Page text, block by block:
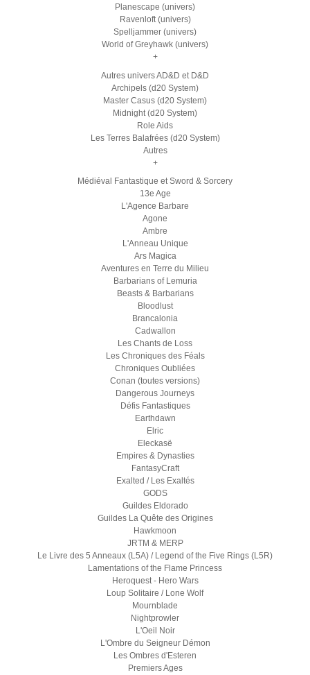
Planescape (univers)
Ravenloft (univers)
Spelljammer (univers)
World of Greyhawk (univers)
+
Autres univers AD&D et D&D
Archipels (d20 System)
Master Casus (d20 System)
Midnight (d20 System)
Role Aids
Les Terres Balafrées (d20 System)
Autres
+
Médiéval Fantastique et Sword & Sorcery
13e Age
L'Agence Barbare
Agone
Ambre
L'Anneau Unique
Ars Magica
Aventures en Terre du Milieu
Barbarians of Lemuria
Beasts & Barbarians
Bloodlust
Brancalonia
Cadwallon
Les Chants de Loss
Les Chroniques des Féals
Chroniques Oubliées
Conan (toutes versions)
Dangerous Journeys
Défis Fantastiques
Earthdawn
Elric
Eleckasë
Empires & Dynasties
FantasyCraft
Exalted / Les Exaltés
GODS
Guildes Eldorado
Guildes La Quête des Origines
Hawkmoon
JRTM & MERP
Le Livre des 5 Anneaux (L5A) / Legend of the Five Rings (L5R)
Lamentations of the Flame Princess
Heroquest - Hero Wars
Loup Solitaire / Lone Wolf
Mournblade
Nightprowler
L'Oeil Noir
L'Ombre du Seigneur Démon
Les Ombres d'Esteren
Premiers Ages